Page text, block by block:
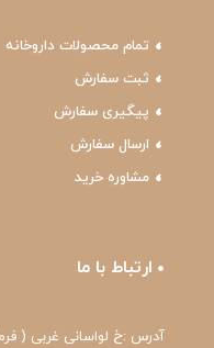
تمام محصولات داروخانه
ثبت سفارش
پیگیری سفارش
ارسال سفارش
مشاوره خرید
ارتباط با ما
آدرس :خ لواسانی غربی (